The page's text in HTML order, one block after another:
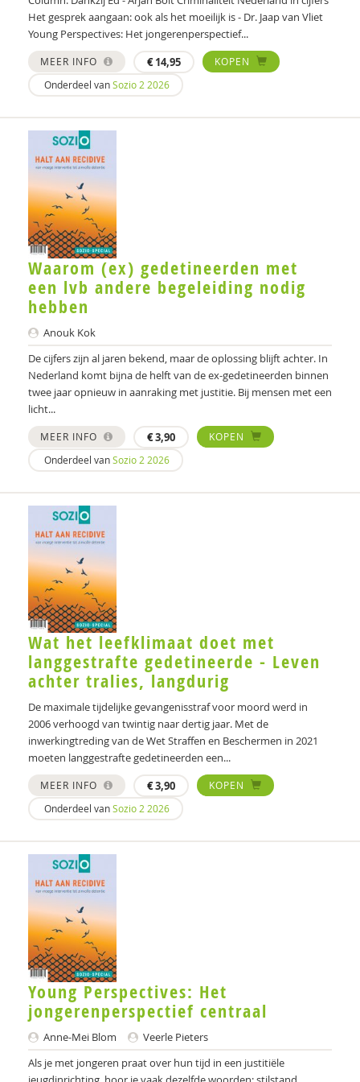
Maaike Habra
Jan Hendriks
Simone 't Hooft
Janine Janssen
Wouter Jongebreur
Rosa Koenraadt
Anouk Kok
Margriet Lenkens
Gera Nagelhout
M.H. Nagtegaal
Wetenschappelijk Onderzoek- en Datacentrum
T.W. Piersma
Veerle Pieters
Denise van der Plaat
Ester Post
Manon Jacomarg Smit
Imke Smulders
Geert-Jan Stams
Pieter Tops
Jan Tromp
Ayten Üstüner-Tüfekci
Gercoline van Beek
Tom van Ham
Rob van Pagée
T. Varkevisser
Suzan Verweij
Jaap van Vliet
Marjolein de Winter
Arjan de Wolf
Joey Wolsink
Franziska Yasrebi
Maaike Zoutenbier
Het gesprek aangaan: ook als het moeilijk is - Dr. Jaap van Vliet
Young Perspectives: Het jongerenperspectief...
MEER INFO €14,95
KOPEN
Onderdeel vanSozio 2 2026
Waarom (ex) gedetineerden met
een lvb andere begeleiding nodig
hebben
Anouk Kok
De cijfers zijn al jaren bekend, maar de oplossing blijft achter. In
Nederland komt bijna de helft van de ex-gedetineerden binnen
twee jaar opnieuw in aanraking met justitie. Bij mensen met een
licht...
MEER INFO €3,90
KOPEN
Onderdeel vanSozio 2 2026
Wat het leefklimaat doet met
langgestrafte gedetineerde - Leven
achter tralies, langdurig
De maximale tijdelijke gevangenisstraf voor moord werd in
2006 verhoogd van twintig naar dertig jaar. Met de
inwerkingtreding van de Wet Straffen en Beschermen in 2021
moeten langgestrafte gedetineerden een...
MEER INFO €3,90
KOPEN
Onderdeel vanSozio 2 2026
Young Perspectives: Het
jongerenperspectief centraal
Anne-Mei Blom
Veerle Pieters
Als je met jongeren praat over hun tijd in een justitiële